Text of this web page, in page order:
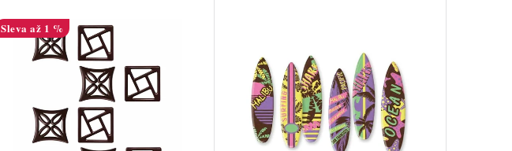
až 1 %